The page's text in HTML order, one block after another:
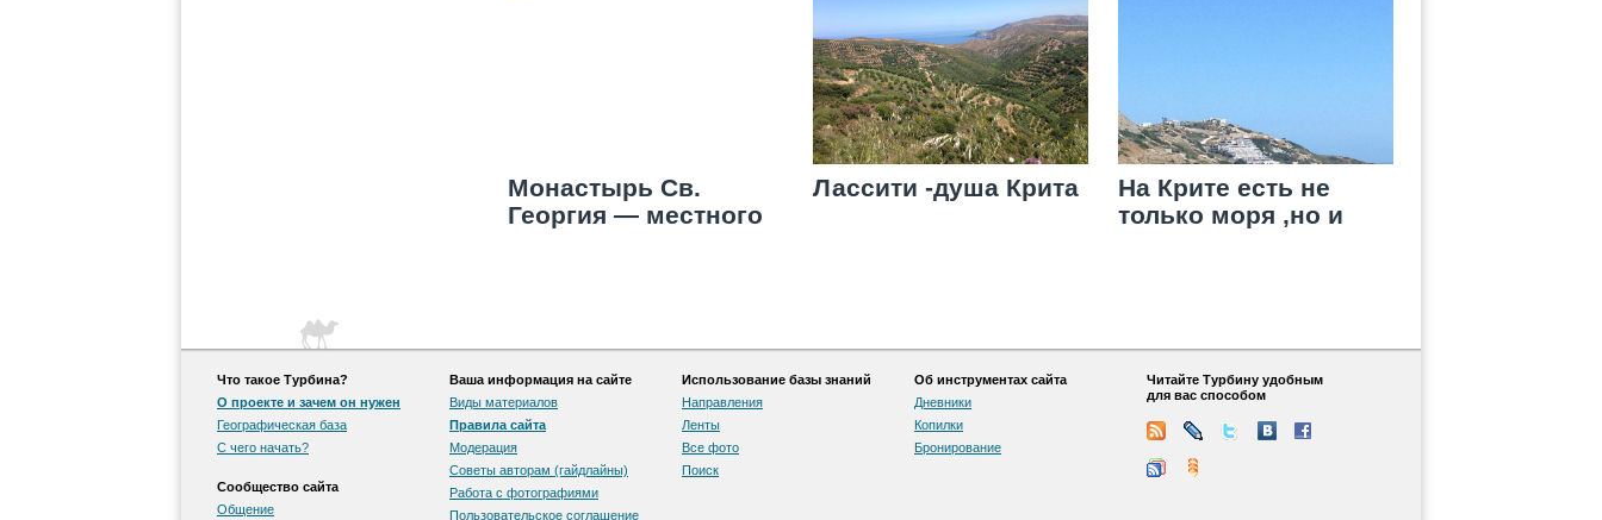
Монастырь Св.
Георгия — местного
Лассити -душа Крита
На Крите есть не
только моря ,но и
Что такое Турбина?
О проекте и зачем он нужен
Географическая база
С чего начать?
Сообщество сайта
Общение
Ваша информация на сайте
Виды материалов
Правила сайта
Модерация
Советы авторам (гайдлайны)
Работа с фотографиями
Пользовательскоe соглашение
Использование базы знаний
Направления
Ленты
Все фото
Поиск
Об инструментах сайта
Дневники
Копилки
Бронирование
Читайте Турбину удобным
для вас способом